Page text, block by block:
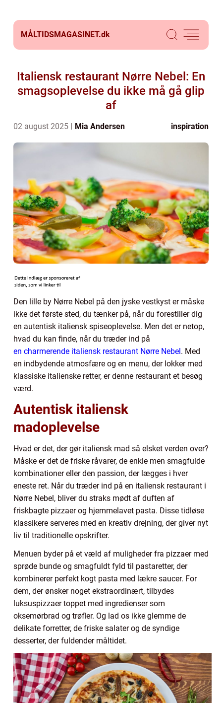
MÅLTIDSMAGASINET.dk
Italiensk restaurant Nørre Nebel: En
smagsoplevelse du ikke må gå glip
af
02 august 2025 Mia Andersen inspiration
Den lille by Nørre Nebel på den jyske vestkyst er måske
ikke det første sted, du tænker på, når du forestiller dig
en autentisk italiensk spiseoplevelse. Men det er netop,
hvad du kan finde, når du træder ind på
en charmerende italiensk restaurant Nørre Nebel. Med
en indbydende atmosfære og en menu, der lokker med
klassiske italienske retter, er denne restaurant et besøg
værd.
Autentisk italiensk
madoplevelse
Hvad er det, der gør italiensk mad så elsket verden over?
Måske er det de friske råvarer, de enkle men smagfulde
kombinationer eller den passion, der lægges i hver
eneste ret. Når du træder ind på en italiensk restaurant i
Nørre Nebel, bliver du straks mødt af duften af
friskbagte pizzaer og hjemmelavet pasta. Disse tidløse
klassikere serveres med en kreativ drejning, der giver nyt
liv til traditionelle opskrifter.
Menuen byder på et væld af muligheder fra pizzaer med
sprøde bunde og smagfuldt fyld til pastaretter, der
kombinerer perfekt kogt pasta med lækre saucer. For
dem, der ønsker noget ekstraordinært, tilbydes
luksuspizzaer toppet med ingredienser som
oksemørbrad og trøfler. Og lad os ikke glemme de
delikate forretter, de friske salater og de syndige
desserter, der fuldender måltidet.